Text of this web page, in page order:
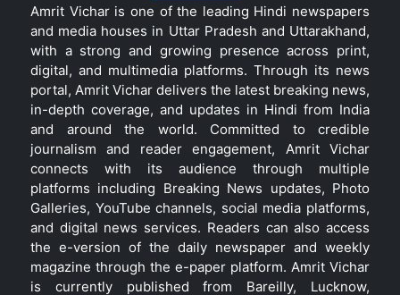
Amrit Vichar is one of the leading Hindi newspapers
and media houses in Uttar Pradesh and Uttarakhand,
with a strong and growing presence across print,
digital, and multimedia platforms. Through its news
portal, Amrit Vichar delivers the latest breaking news,
in-depth coverage, and updates in Hindi from India
and around the world. Committed to credible
journalism and reader engagement, Amrit Vichar
connects with its audience through multiple
platforms including Breaking News updates, Photo
Galleries, YouTube channels, social media platforms,
and digital news services. Readers can also access
the e-version of the daily newspaper and weekly
magazine through the e-paper platform. Amrit Vichar
is currently published from Bareilly, Lucknow,